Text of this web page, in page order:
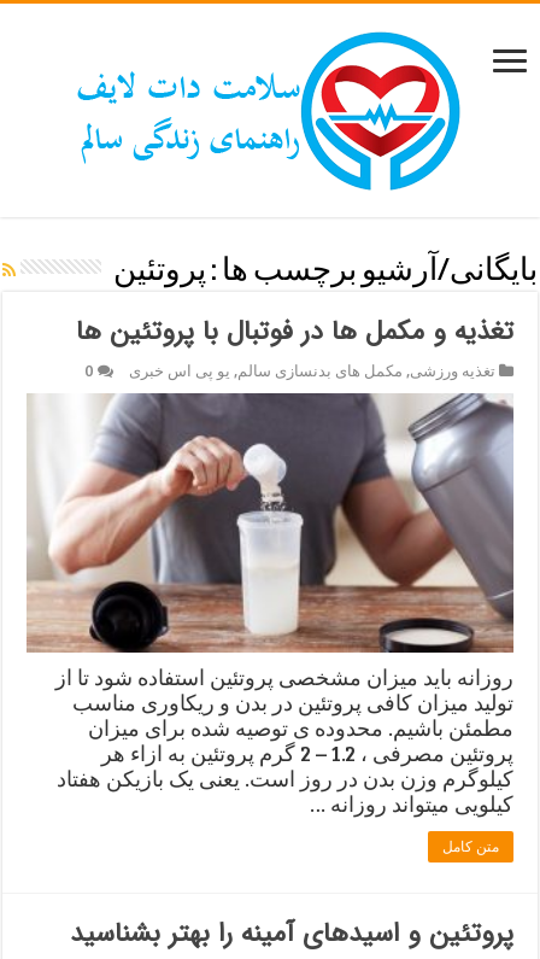
بایگانی/آرشیو برچسب ها : پروتئین
تغذیه و مکمل ها در فوتبال با پروتئین ها
تغذیه ورزشی, مکمل های بدنسازی سالم, یو پی اس خبری 0
روزانه باید میزان مشخصی پروتئین استفاده شود تا از
تولید میزان کافی پروتئین در بدن و ریکاوری مناسب
مطمئن باشیم. محدوده ی توصیه شده برای میزان
پروتئین مصرفی ، 1.2 – 2 گرم پروتئین به ازاء هر
کیلوگرم وزن بدن در روز است. یعنی یک بازیکن هفتاد
کیلویی میتواند روزانه …
متن کامل
پروتئین و اسیدهای آمینه را بهتر بشناسید